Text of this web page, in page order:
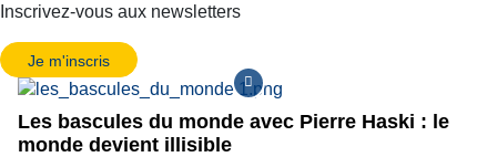
Inscrivez-vous aux newsletters
Je m'inscris
Les bascules du monde avec Pierre Haski : le
monde devient illisible